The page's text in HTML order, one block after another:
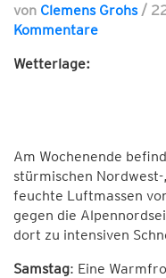
von Clemens Grohs /
Kommentare
Wetterlage:
Am Wochenende
stürmischen
feuchte Luftmassen
gegen die
dort zu intensiven
Samstag: Eine